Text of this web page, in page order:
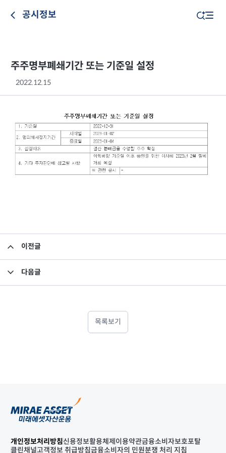
공시정보
주주명부폐쇄기간 또는 기준일 설정
2022.12.15
이전글
다음글
목록보기
개인정보처리방침신용정보활용체제 이용약관금융소비자보호포탈
클린채널고객정보 취급방침금융소비자의 민원분쟁 처리 지침